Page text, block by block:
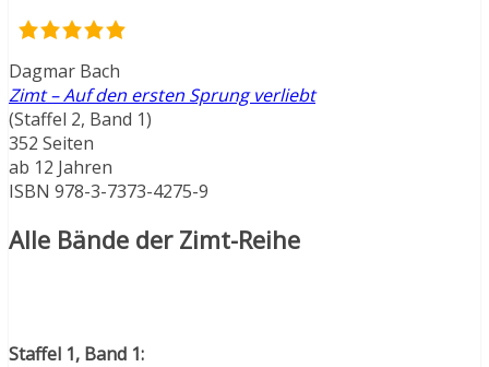
Dagmar Bach
Zimt – Auf den ersten Sprung verliebt
(Staffel 2, Band 1)
352 Seiten
ab 12 Jahren
ISBN 978-3-7373-4275-9
Alle Bände der Zimt-Reihe
Staffel 1, Band 1: